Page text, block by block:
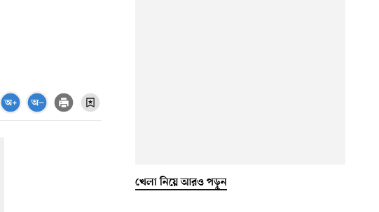
খেলা নিয়ে আরও পড়ুন